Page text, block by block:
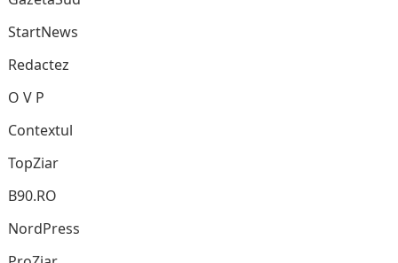
StartNews
Redactez
O V P
Contextul
TopZiar
B90.RO
NordPress